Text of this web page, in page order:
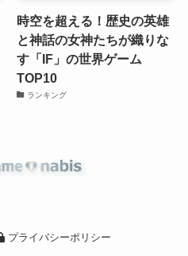
時空を超える！歴史の英雄
と神話の女神たちが織りな
す「IF」の世界ゲーム
TOP10
ランキング
プライバシーポリシー